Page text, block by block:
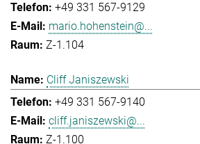
+49 331 567-9129
mario.hohenstein@...
Z-1.104
Cliff Janiszewski
+49 331 567-9140
cliff.janiszewski@...
Z-1.100